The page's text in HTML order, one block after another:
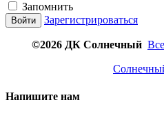
Запомнить
Зарегистрироваться
©2026 ДК Солнечный
Напишите нам